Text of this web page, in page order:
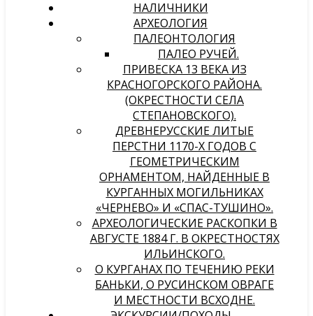
НАЛИЧНИКИ
АРХЕОЛОГИЯ
ПАЛЕОНТОЛОГИЯ
ПАЛЕО РУЧЕЙ.
ПРИВЕСКА 13 ВЕКА ИЗ
КРАСНОГОРСКОГО РАЙОНА.
(ОКРЕСТНОСТИ СЕЛА
СТЕПАНОВСКОГО).
ДРЕВНЕРУССКИЕ ЛИТЫЕ
ПЕРСТНИ 1170-Х ГОДОВ С
ГЕОМЕТРИЧЕСКИМ
ОРНАМЕНТОМ, НАЙДЕННЫЕ В
КУРГАННЫХ МОГИЛЬНИКАХ
«ЧЕРНЕВО» И «СПАС-ТУШИНО».
АРХЕОЛОГИЧЕСКИЕ РАСКОПКИ В
АВГУСТЕ 1884 Г. В ОКРЕСТНОСТЯХ
ИЛЬИНСКОГО.
О КУРГАНАХ ПО ТЕЧЕНИЮ РЕКИ
БАНЬКИ, О РУСИНСКОМ ОВРАГЕ
И МЕСТНОСТИ ВСХОДНЕ.